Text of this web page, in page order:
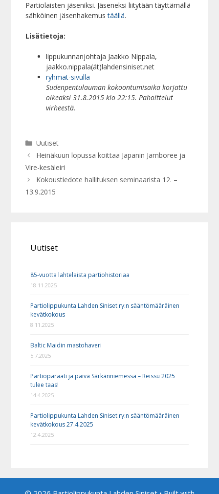
Partiolaisten jäseniksi. Jäseneksi liitytään täyttämällä
sähköinen jäsenhakemustäällä.
Lisätietoja:
lippukunnanjohtaja Jaakko Nippala,
jaakko.nippala(ät)lahdensiniset.net
ryhmät-sivulla
Sudenpentulauman kokoontumisaika korjattu
oikeaksi 31.8.2015 klo 22:15. Pahoittelut
virheestä.
Kategoriat
Uutiset
Heinäkuun lopussa koittaa Japanin Jamboree ja
Vire-kesäleiri
Kokoustiedote hallituksen seminaarista 12. –
13.9.2015
Uutiset
85-vuotta lahtelaista partiohistoriaa
18.11.2025
Partiolippukunta Lahden Siniset ry:n sääntömääräinen
kevätkokous
8.11.2025
Baltic Maidin mastohaveri
5.7.2025
Partioparaati ja päivä Särkänniemessä – Reissu 2025
tulee taas!
14.4.2025
Partiolippukunta Lahden Siniset ry:n sääntömääräinen
kevätkokous 27.4.2025
12.4.2025